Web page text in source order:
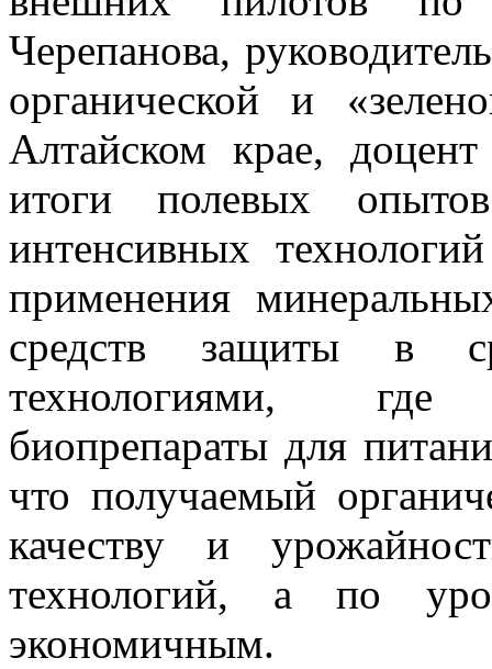
Черепанова,
органической и
Алтайском крае,
итоги полевых
интенсивных
применения
средств защиты в
технологиями, где
биопрепараты для
что получаемый
качеству и
технологий, а по
экономичным.